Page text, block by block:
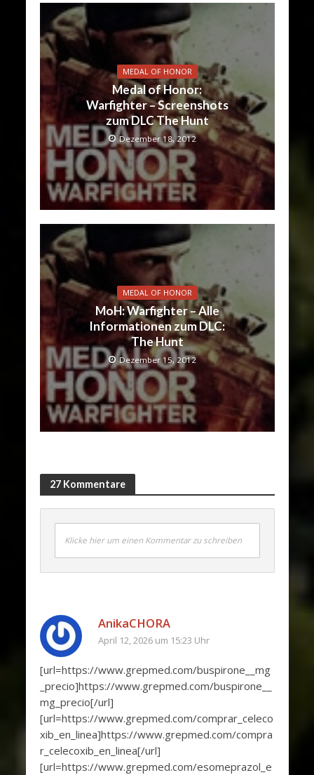
MEDAL OF HONOR
Medal of Honor:
Warfighter – Screenshots
zum DLC The Hunt
Dezember 18, 2012
MEDAL OF HONOR
MoH: Warfighter – Alle
Informationen zum DLC:
The Hunt
Dezember 15, 2012
27 Kommentare
Klicke hier um einen Kommentar zu schreiben
AnikaCHORA
April 12, 2026 um 15:23 Uhr
[url=https://www.grepmed.com/buspirone__mg
_precio]https://www.grepmed.com/buspirone__
mg_precio[/url]
[url=https://www.grepmed.com/comprar_celeco
xib_en_linea]https://www.grepmed.com/compra
r_celecoxib_en_linea[/url]
[url=https://www.grepmed.com/esomeprazol_e